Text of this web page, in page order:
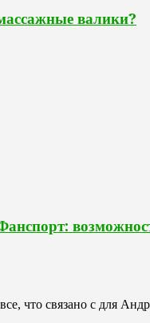
валики?
что связано с для